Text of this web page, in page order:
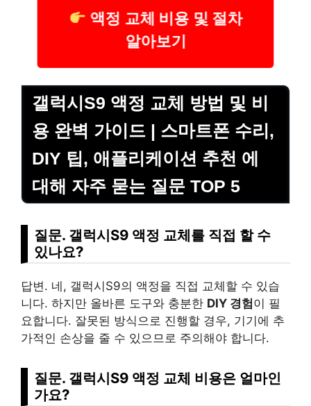
액정 교체 비용 및 절차
알아보기
갤럭시S9 액정 교체 방법 및 비
용 완벽 가이드 | 스마트폰 수리,
DIY 팁, 애플리케이션 추천 에
대해 자주 묻는 질문 TOP 5
질문. 갤럭시S9 액정 교체를 직접 할 수
있나요?
답변. 네, 갤럭시S9의 액정을 직접 교체할 수 있습
니다. 하지만 올바른 도구와 충분한 DIY 경험이 필
요합니다. 잘못된 방식으로 진행할 경우, 기기에 추
가적인 손상을 줄 수 있으므로 주의해야 합니다.
질문. 갤럭시S9 액정 교체 비용은 얼마인
가요?